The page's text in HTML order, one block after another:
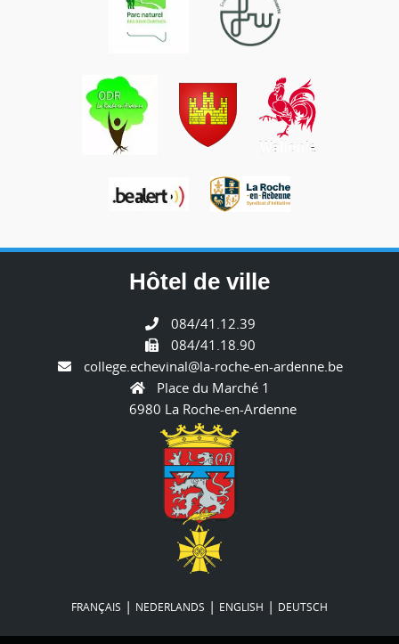
Hôtel de ville
084/41.12.39
084/41.18.90
college.echevinal@la-roche-en-ardenne.be
Place du Marché 1
6980 La Roche-en-Ardenne
FRANÇAIS | NEDERLANDS | ENGLISH | DEUTSCH